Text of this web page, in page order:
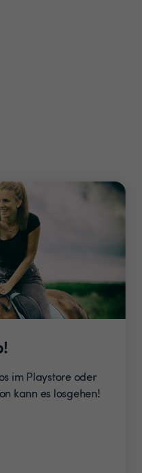
im Playstore oder
kann es losgehen!